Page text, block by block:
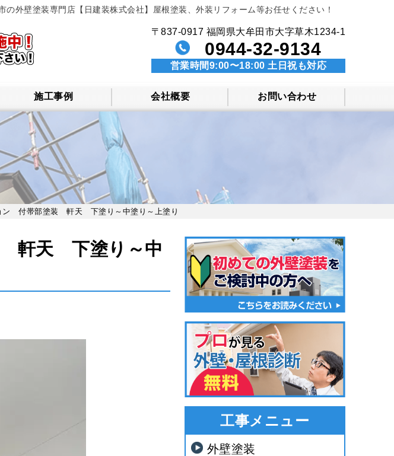
壁塗装専門店【日建装株式会社】屋根塗装、外装リフォーム等お任せください！
〒837-0917 福岡県大牟田市大字草木1234-1
0944-32-9134
営業時間9:00〜18:00 土日祝も対応
施工事例 会社概要 お問い合わせ
ン 付帯部塗装 軒天 下塗り～中塗り～上塗り
軒天 下塗り～中
工事メニュー
外壁塗装